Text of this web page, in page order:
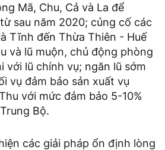
Mã, Chu, Cả và La để
sau năm 2020; củng cố các
Tĩnh đến Thừa Thiên - Huế
và lũ muộn, chủ động phòng
với lũ chính vụ; ngăn lũ sớm
vụ đảm bảo sản xuất vụ
với mức đảm bảo 5-10%
Bộ.
các giải pháp ổn định lòng